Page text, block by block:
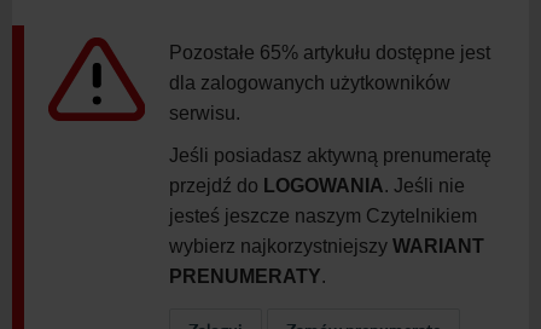
Pozostałe 65% artykułu dostępne jest
dla zalogowanych użytkowników
serwisu.
Jeśli posiadasz aktywną prenumeratę
przejdź do LOGOWANIA. Jeśli nie
jesteś jeszcze naszym Czytelnikiem
wybierz najkorzystniejszy WARIANT
PRENUMERATY.